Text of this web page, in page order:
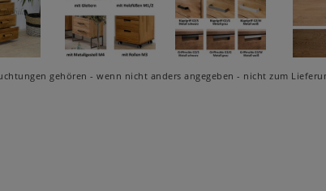
gehören - wenn nicht anders angegeben - nicht zum